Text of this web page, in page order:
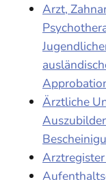
Arzt,
Ärztliche